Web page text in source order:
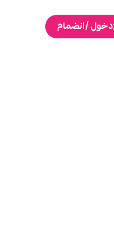
دخول / انضمام